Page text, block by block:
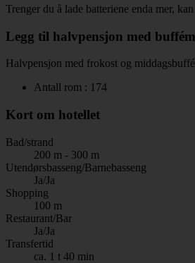
Trenger du å lade batteriene enda mer,
Legg til halvpensjon med
Halvpensjon med frokost og
Antall rom : 174
Kort om hotellet
Bad/strand
200 m - 300 m
Utendørsbasseng/Barnebasseng
Ja/Ja
Shopping
100 m
Restaurant/Bar
Ja/Ja
Transfertid
ca. 1 t 40 min